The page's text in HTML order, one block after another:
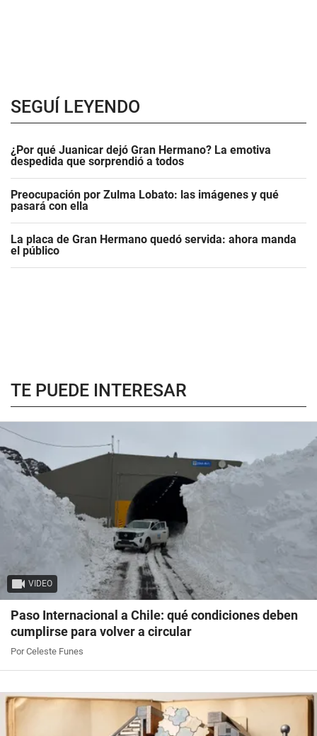
SEGUÍ LEYENDO
¿Por qué Juanicar dejó Gran Hermano? La emotiva
despedida que sorprendió a todos
Preocupación por Zulma Lobato: las imágenes y qué
pasará con ella
La placa de Gran Hermano quedó servida: ahora manda
el público
TE PUEDE INTERESAR
VIDEO
Paso Internacional a Chile: qué condiciones deben
cumplirse para volver a circular
Por Celeste Funes